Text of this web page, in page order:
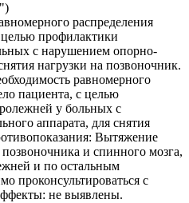
распределения
целью профилактики
с нарушением опорно-
нагрузки на позвоночник.
равномерного
пациента, с целью
у больных с
аппарата, для снятия
Вытяжение
и спинного мозга,
и по остальным
проконсультироваться с
не выявлены.